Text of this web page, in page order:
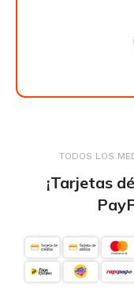
TODOS LOS
¡Tarjetas